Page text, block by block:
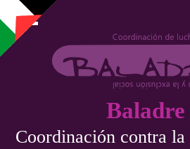
Pasar al contenido principal
Baladre
Coordinación contra